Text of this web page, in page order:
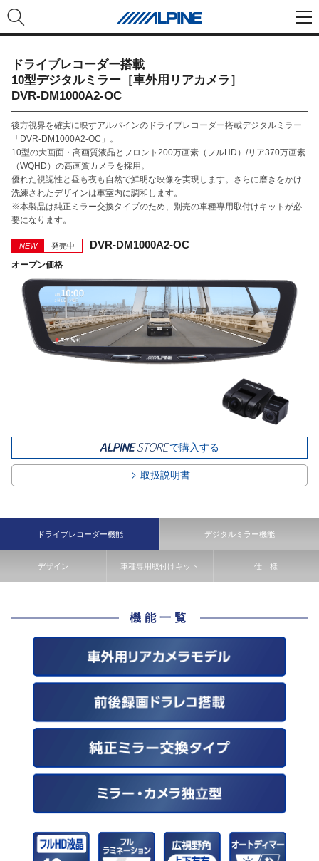
ドライブレコーダー搭載
10型デジタルミラー［車外用リアカメラ］
DVR-DM1000A2-OC
後方視界を確実に映すアルパインのドライブレコーダー搭載デジタルミラー
「DVR-DM1000A2-OC」。
10型の大画面・高画質液晶とフロント200万画素（フルHD）/リア370万画素
（WQHD）の高画質カメラを採用。
優れた視認性と昼も夜も自然で鮮明な映像を実現します。さらに磨きをかけ
洗練されたデザインは車室内に調和します。
※本製品は純正ミラー交換タイプのため、別売の車種専用取付けキットが必
要になります。
NEW 発売中 DVR-DM1000A2-OC
オープン価格
で購入する
取扱説明書
ドライブレコーダー機能 デジタルミラー機能
デザイン 車種専用取付けキット 仕 様
機能一覧